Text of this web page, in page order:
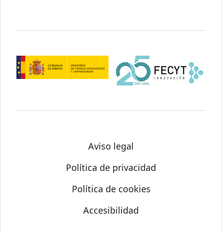
Aviso legal
Política de privacidad
Política de cookies
Accesibilidad